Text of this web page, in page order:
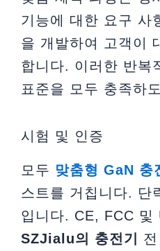
기능에 대한 요구 사
을 개발하여 고객이
합니다. 이러한 반복
표준을 모두 충족하
시험 및 인증
모두 맞춤형 GaN 충
스트를 거칩니다. 단
입니다. CE, FCC 및
SZJialu의 충전기